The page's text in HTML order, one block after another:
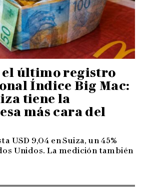
el último registro
Índice Big Mac:
tiene la
más cara del
USD 9,04 en Suiza, un 45%
Unidos. La medición también